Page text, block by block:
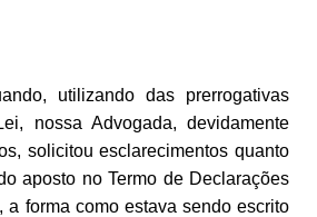
utilizando das prerrogativas
nossa Advogada, devidamente
solicitou esclarecimentos quanto
aposto no Termo de Declarações
a forma como estava sendo escrito